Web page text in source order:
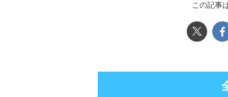
この記事